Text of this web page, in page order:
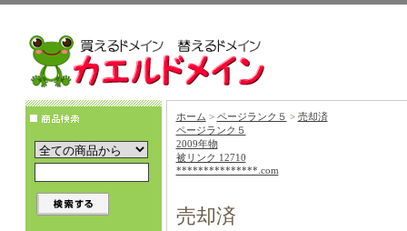
ホーム > ページランク５ > 売却済
ページランク５
2009年物
被リンク 12710
***************.com
売却済